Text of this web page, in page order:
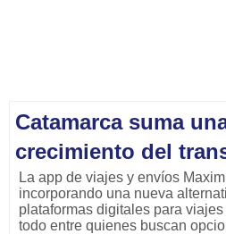
Catamarca suma
crecimiento del
La app de viajes y envíos
incorporando una nueva
plataformas digitales para
todo entre quienes buscan